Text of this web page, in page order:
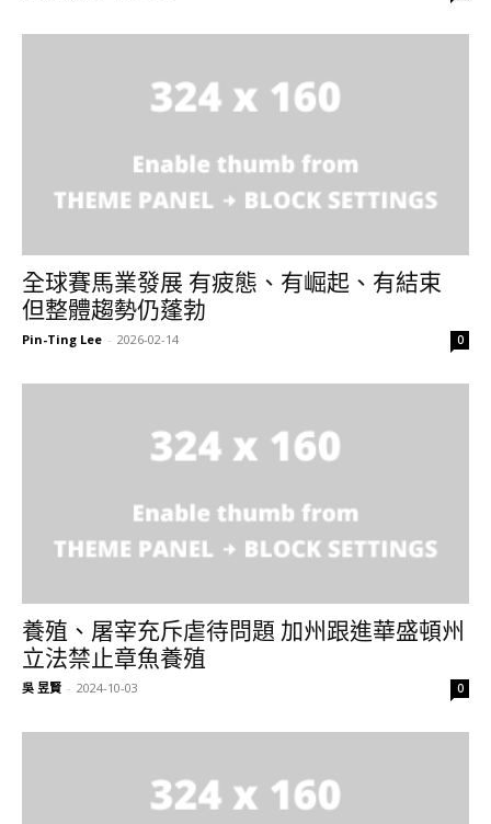
全球賽馬業發展 有疲態、有崛起、有結束
但整體趨勢仍蓬勃
Pin-Ting Lee - 2026-02-14 0
養殖、屠宰充斥虐待問題 加州跟進華盛頓州
立法禁止章魚養殖
吳 昱賢 - 2024-10-03 0